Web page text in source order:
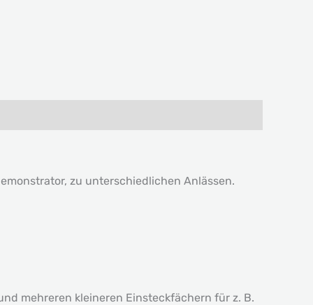
zu unterschiedlichen Anlässen.
mehreren kleineren Einsteckfächern für z. B.